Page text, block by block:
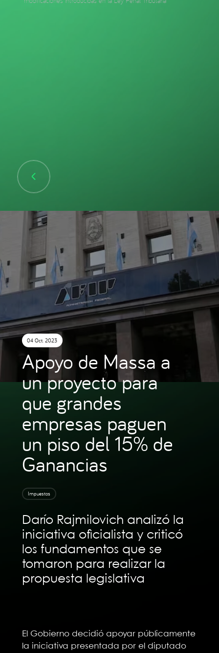
04 Oct. 2023
Apoyo de Massa a
un proyecto para
que grandes
empresas paguen
un piso del 15% de
Ganancias
Impuestos
Darío Rajmilovich analizó la
iniciativa oficialista y criticó
los fundamentos que se
tomaron para realizar la
propuesta legislativa
El Gobierno decidió apoyar públicamente
la iniciativa presentada por el diputado